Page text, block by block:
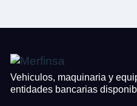
Vehiculos, maquinaria y
entidades bancarias